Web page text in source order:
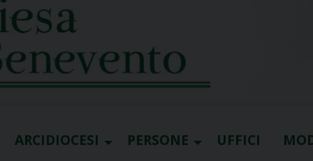
ARCIDIOCESI PERSONE UFFICI